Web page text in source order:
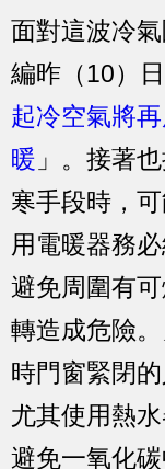
面對這波冷
編昨（10）
起冷空氣將
暖 」。接著
寒手段時，
用電暖器務
避免周圍有
轉造成危險
時門窗緊閉
尤其使用熱
避免一氧化碳